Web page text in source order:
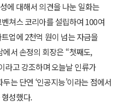
에 대해서 의견을 나눈 일화는
쳐스 코리아를 설립하여 100여
업에 2천억 원이 넘는 자금을
서 손정의 회장은 “첫째도,
라고 강조하며 오늘날 인류가
는 단연 ‘인공지능’이라는 점에서
성했다.